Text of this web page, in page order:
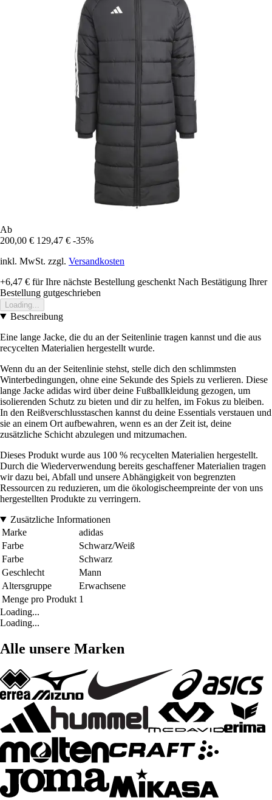
Ab
200,00 € 129,47 € -35%
inkl. MwSt. zzgl. Versandkosten
+6,47 € für Ihre nächste Bestellung geschenkt Nach Bestätigung Ihrer
Bestellung gutgeschrieben
Loading...
Beschreibung
Eine lange Jacke, die du an der Seitenlinie tragen kannst und die aus
recycelten Materialien hergestellt wurde.
Wenn du an der Seitenlinie stehst, stelle dich den schlimmsten
Winterbedingungen, ohne eine Sekunde des Spiels zu verlieren. Diese
lange Jacke adidas wird über deine Fußballkleidung gezogen, um
isolierenden Schutz zu bieten und dir zu helfen, im Fokus zu bleiben.
In den Reißverschlusstaschen kannst du deine Essentials verstauen und
sie an einem Ort aufbewahren, wenn es an der Zeit ist, deine
zusätzliche Schicht abzulegen und mitzumachen.
Dieses Produkt wurde aus 100 % recycelten Materialien hergestellt.
Durch die Wiederverwendung bereits geschaffener Materialien tragen
wir dazu bei, Abfall und unsere Abhängigkeit von begrenzten
Ressourcen zu reduzieren, um die ökologischeempreinte der von uns
hergestellten Produkte zu verringern.
Zusätzliche Informationen
Marke
adidas
Farbe
Schwarz/Weiß
Farbe
Schwarz
Geschlecht
Mann
Altersgruppe
Erwachsene
Menge pro Produkt 1
Loading...
Loading...
Alle unsere Marken